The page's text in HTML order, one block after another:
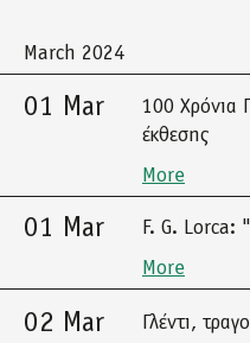
March 2024
01 Mar
100 Χρόνια
έκθεσης
More
01 Mar
F. G. Lorca:
More
02 Mar
Γλέντι,